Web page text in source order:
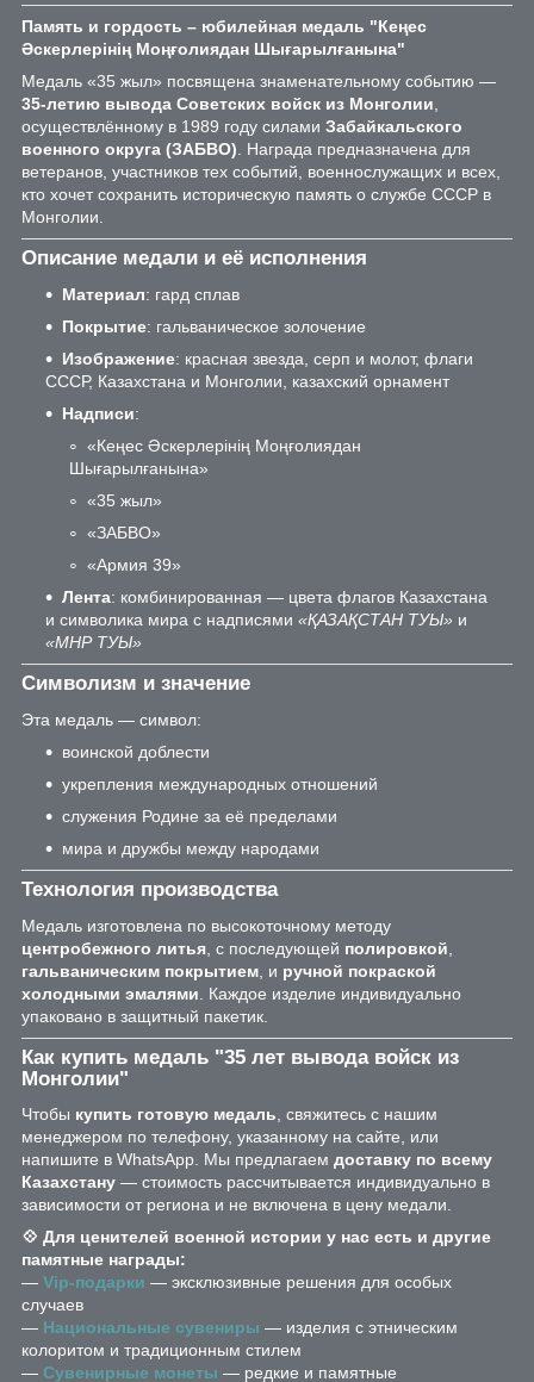
Память и гордость – юбилейная медаль "Кеңес
Әскерлерінің Моңғолиядан Шығарылғанына"
Медаль «35 жыл» посвящена знаменательному событию —
35-летию вывода Советских войск из Монголии,
осуществлённому в 1989 году силами Забайкальского
военного округа (ЗАБВО). Награда предназначена для
ветеранов, участников тех событий, военнослужащих и всех,
кто хочет сохранить историческую память о службе СССР в
Монголии.
Описание медали и её исполнения
Материал: гард сплав
Покрытие: гальваническое золочение
Изображение: красная звезда, серп и молот, флаги
СССР, Казахстана и Монголии, казахский орнамент
Надписи:
«Кеңес Әскерлерінің Моңғолиядан
Шығарылғанына»
«35 жыл»
«ЗАБВО»
«Армия 39»
Лента: комбинированная — цвета флагов Казахстана
и символика мира с надписями «ҚАЗАҚСТАН ТУЫ» и
«МНР ТУЫ»
Символизм и значение
Эта медаль — символ:
воинской доблести
укрепления международных отношений
служения Родине за её пределами
мира и дружбы между народами
Технология производства
Медаль изготовлена по высокоточному методу
центробежного литья , с последующей полировкой
гальваническим покрытием , и ручной покраской
холодными эмалями . Каждое изделие индивидуально
упаковано в защитный пакетик.
Как купить медаль "35 лет вывода войск из
Монголии"
Чтобы купить готовую медаль, свяжитесь с нашим
менеджером по телефону, указанному на сайте, или
напишите в WhatsApp. Мы предлагаем доставку по всему
Казахстану — стоимость рассчитывается индивидуально в
зависимости от региона и не включена в цену медали.
💠 Для ценителей военной истории у нас есть и другие
памятные награды:
— Vip-подарки — эксклюзивные решения для особых
случаев
— Национальные сувениры — изделия с этническим
колоритом и традиционным стилем
— Сувенирные монеты — редкие и памятные